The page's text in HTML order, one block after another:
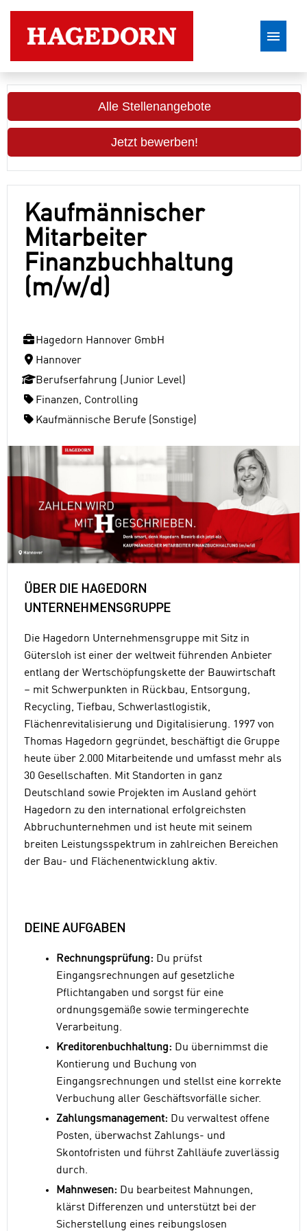
Stellenangebote
Alle Stellenangebote
Jetzt bewerben!
Kaufmännischer
Mitarbeiter
Finanzbuchhaltung
(m/w/d)
Hagedorn Hannover GmbH
Hannover
Berufserfahrung (Junior Level)
Finanzen, Controlling
Kaufmännische Berufe (Sonstige)
ÜBER DIE HAGEDORN
UNTERNEHMENSGRUPPE
Die Hagedorn Unternehmensgruppe mit Sitz in
Gütersloh ist einer der weltweit führenden Anbieter
entlang der Wertschöpfungskette der Bauwirtschaft
– mit Schwerpunkten in Rückbau, Entsorgung,
Recycling, Tiefbau, Schwerlastlogistik,
Flächenrevitalisierung und Digitalisierung. 1997 von
Thomas Hagedorn gegründet, beschäftigt die Gruppe
heute über 2.000 Mitarbeitende und umfasst mehr als
30 Gesellschaften. Mit Standorten in ganz
Deutschland sowie Projekten im Ausland gehört
Hagedorn zu den international erfolgreichsten
Abbruchunternehmen und ist heute mit seinem
breiten Leistungsspektrum in zahlreichen Bereichen
der Bau- und Flächenentwicklung aktiv.
DEINE AUFGABEN
Rechnungsprüfung: Du prüfst
Eingangsrechnungen auf gesetzliche
Pflichtangaben und sorgst für eine
ordnungsgemäße sowie termingerechte
Verarbeitung.
Kreditorenbuchhaltung: Du übernimmst die
Kontierung und Buchung von
Eingangsrechnungen und stellst eine korrekte
Verbuchung aller Geschäftsvorfälle sicher.
Zahlungsmanagement: Du verwaltest offene
Posten, überwachst Zahlungs- und
Skontofristen und führst Zahlläufe zuverlässig
durch.
Mahnwesen: Du bearbeitest Mahnungen,
klärst Differenzen und unterstützt bei der
Sicherstellung eines reibungslosen